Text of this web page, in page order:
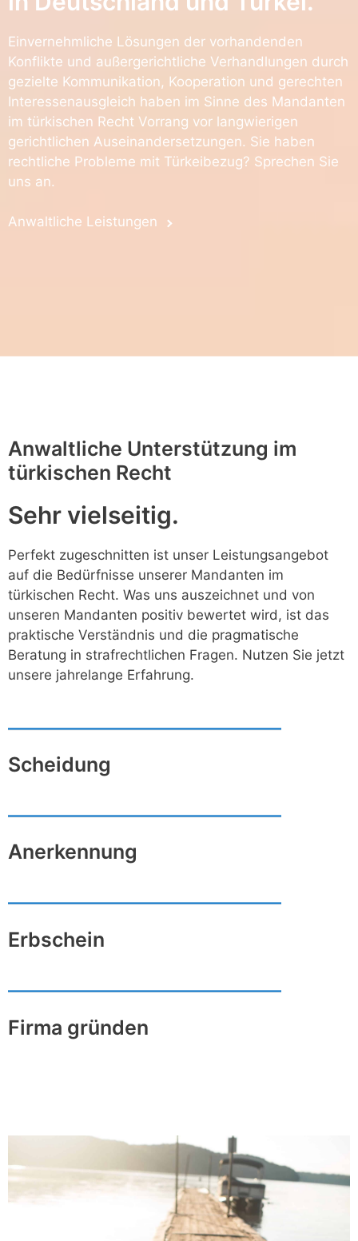
Einvernehmliche Lösungen der vorhandenden
Konflikte und außergerichtliche Verhandlungen durch
gezielte Kommunikation, Kooperation und gerechten
Interessenausgleich haben im Sinne des Mandanten
im türkischen Recht Vorrang vor langwierigen
gerichtlichen Auseinandersetzungen. Sie haben
rechtliche Probleme mit Türkeibezug? Sprechen Sie
uns an.
Anwaltliche Leistungen
Anwaltliche Unterstützung im
türkischen Recht
Sehr vielseitig.
Perfekt zugeschnitten ist unser Leistungsangebot
auf die Bedürfnisse unserer Mandanten im
türkischen Recht. Was uns auszeichnet und von
unseren Mandanten positiv bewertet wird, ist das
praktische Verständnis und die pragmatische
Beratung in strafrechtlichen Fragen. Nutzen Sie jetzt
unsere jahrelange Erfahrung.
Scheidung
Anerkennung
Erbschein
Firma gründen